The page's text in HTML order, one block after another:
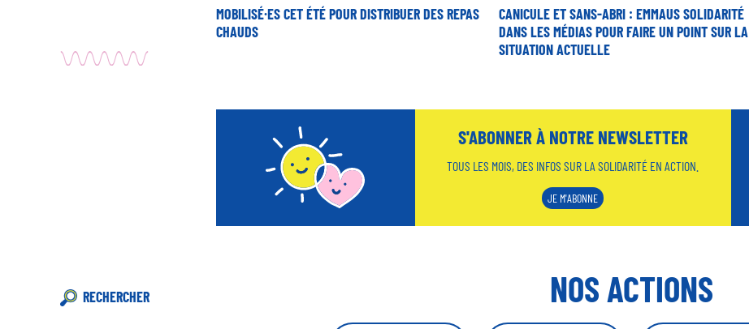
RECHERCHER
MOBILISÉ·ES CET ÉTÉ POUR DISTRIBUER DES REPAS
CHAUDS
CANICULE ET SANS-ABRI : EMMAUS SOLIDARITÉ
DANS LES MÉDIAS POUR FAIRE UN POINT SUR LA
SITUATION ACTUELLE
S'ABONNER À NOTRE NEWSLETTER
TOUS LES MOIS, DES INFOS SUR LA SOLIDARITÉ EN ACTION.
JE M'ABONNE
NOS ACTIONS